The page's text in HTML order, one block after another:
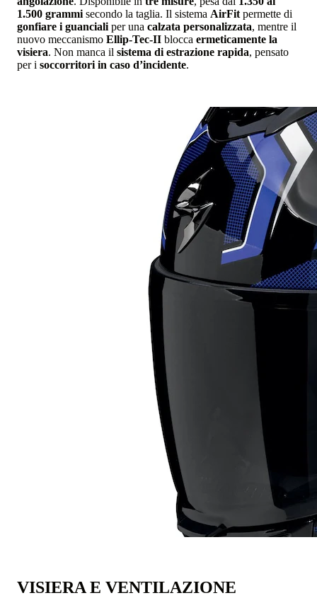
1.500 grammi secondo la taglia. Il sistema AirFit permette di
gonfiare i guanciali per una calzata personalizzata, mentre il
nuovo meccanismo Ellip-Tec-II blocca ermeticamente la
visiera. Non manca il sistema di estrazione rapida, pensato
per i soccorritori in caso d’incidente.
VISIERA E VENTILAZIONE